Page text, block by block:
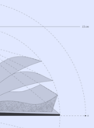
bedeutet
für die
die von
und die digitale
Erfahren Sie, für
wie Sie sich effektiv